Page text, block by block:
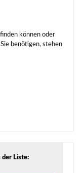
können oder
benötigen, stehen
der Liste: